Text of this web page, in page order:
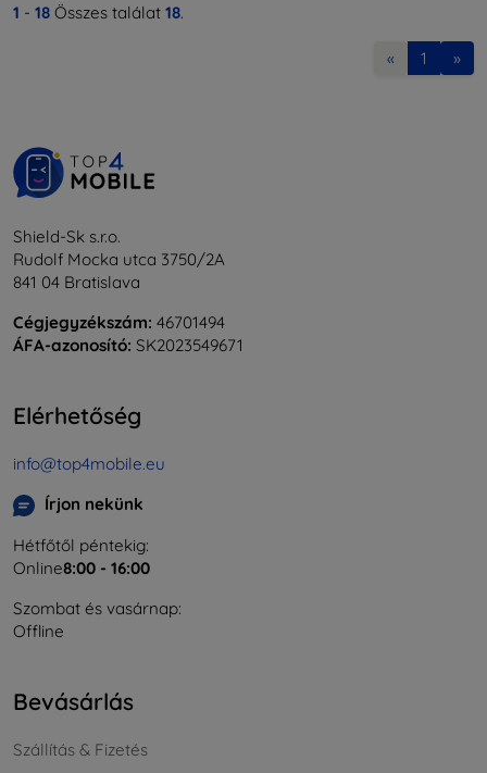
1 - 18 Összes találat 18.
« 1 »
Shield-Sk s.r.o.
Rudolf Mocka utca 3750/2A
841 04 Bratislava
Cégjegyzékszám: 46701494
ÁFA-azonosító: SK2023549671
Elérhetőség
info@top4mobile.eu
Írjon nekünk
Hétfőtől péntekig:
Online8:00 - 16:00
Szombat és vasárnap:
Offline
Bevásárlás
Szállítás & Fizetés